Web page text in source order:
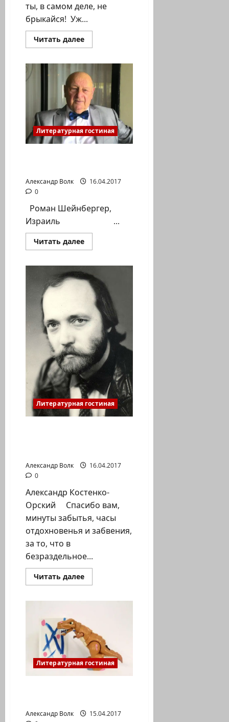
ты, в самом деле, не
брыкайся! Уж...
Читать далееПрочитать
больше
Орский.
Стихи.
Сон
в
детстве
Литературная гостиная
Александр Волк
16.04.2017
0
Роман Шейнбергер,
Израиль ...
Читать далееПрочитать
больше
Апрель…
Литературная гостиная
Александр Волк
16.04.2017
0
Александр Костенко-
Орский Спасибо вам,
минуты забытья, часы
отдохновенья и забвения,
за то, что в
безраздельное...
Читать далееПрочитать
больше
минуты
забытья»…
Литературная гостиная
Александр Волк
15.04.2017